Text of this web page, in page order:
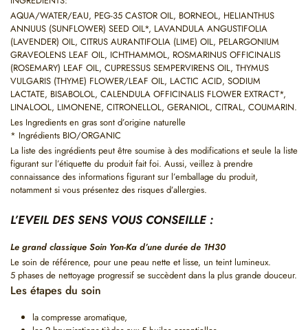
AQUA/WATER/EAU, PEG-35 CASTOR OIL, BORNEOL, HELIANTHUS
ANNUUS (SUNFLOWER) SEED OIL*, LAVANDULA ANGUSTIFOLIA
(LAVENDER) OIL, CITRUS AURANTIFOLIA (LIME) OIL, PELARGONIUM
GRAVEOLENS LEAF OIL, ICHTHAMMOL, ROSMARINUS OFFICINALIS
(ROSEMARY) LEAF OIL, CUPRESSUS SEMPERVIRENS OIL, THYMUS
VULGARIS (THYME) FLOWER/LEAF OIL, LACTIC ACID, SODIUM
LACTATE, BISABOLOL, CALENDULA OFFICINALIS FLOWER EXTRACT*,
LINALOOL, LIMONENE, CITRONELLOL, GERANIOL, CITRAL, COUMARIN.
Les Ingredients en gras sont d’origine naturelle
* Ingrédients BIO/ORGANIC
La liste des ingrédients peut être soumise à des modifications et seule la liste
figurant sur l’étiquette du produit fait foi. Aussi, veillez à prendre
connaissance des informations figurant sur l’emballage du produit,
notamment si vous présentez des risques d’allergies.
L’EVEIL DES SENS VOUS CONSEILLE :
Le grand classique Soin Yon-Ka d’une durée de 1H30
Le soin de référence, pour une peau nette et lisse, un teint lumineux.
5 phases de nettoyage progressif se succèdent dans la plus grande douceur.
Les étapes du soin
la compresse aromatique,